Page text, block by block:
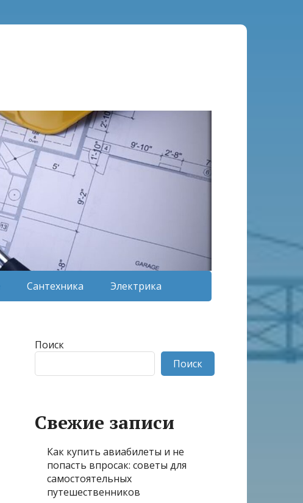
Сантехника Электрика
Поиск
Поиск
Свежие записи
Как купить авиабилеты и не
попасть впросак: советы для
самостоятельных
путешественников